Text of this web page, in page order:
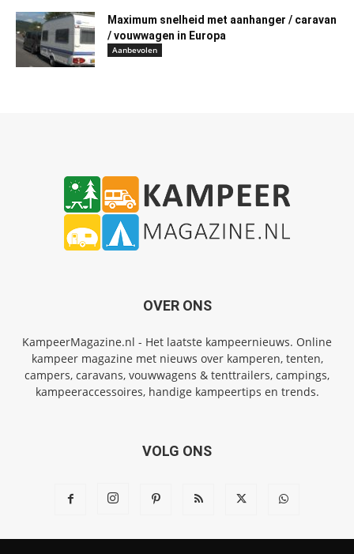
Maximum snelheid met aanhanger / caravan
/ vouwwagen in Europa
Aanbevolen
OVER ONS
KampeerMagazine.nl - Het laatste kampeernieuws. Online
kampeer magazine met nieuws over kamperen, tenten,
campers, caravans, vouwwagens & tenttrailers, campings,
kampeeraccessoires, handige kampeertips en trends.
VOLG ONS